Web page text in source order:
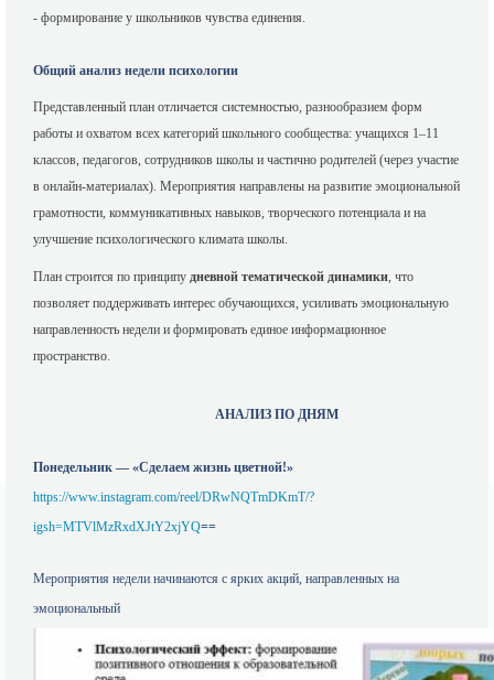
- формирование у школьников чувства единения.
Общий анализ недели психологии
Представленный план отличается системностью, разнообразием форм
работы и охватом всех категорий школьного сообщества: учащихся 1–11
классов, педагогов, сотрудников школы и частично родителей (через участие
в онлайн-материалах). Мероприятия направлены на развитие эмоциональной
грамотности, коммуникативных навыков, творческого потенциала и на
улучшение психологического климата школы.
План строится по принципу дневной тематической динамики, что
позволяет поддерживать интерес обучающихся, усиливать эмоциональную
направленность недели и формировать единое информационное
пространство.
АНАЛИЗ ПО ДНЯМ
Понедельник — «Сделаем жизнь цветной!»
https://www.instagram.com/reel/DRwNQTmDKmT/?
igsh=MTVlMzRxdXJtY2xjYQ==
Мероприятия недели начинаются с ярких акций, направленных на
эмоциональный